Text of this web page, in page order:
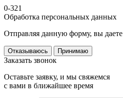
0-321
Обработка персональных данных
Отправляя данную форму, вы даете
Отказываюсь Принимаю
Заказать звонок
Оставьте заявку, и мы свяжемся
с вами в ближайшее время